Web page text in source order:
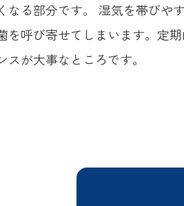
なる部分です。 湿気を帯びや
を呼び寄せてしまいます。定
スが大事なところです。